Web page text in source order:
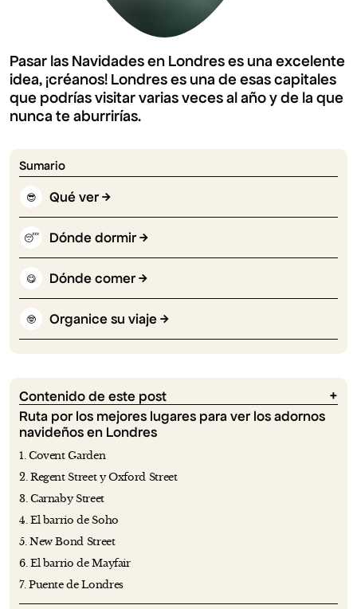
Pasar las Navidades en Londres es una excelente
idea, ¡créanos! Londres es una de esas capitales
que podrías visitar varias veces al año y de la que
nunca te aburrirías.
Sumario
😎 Qué ver
😴 Dónde dormir
😋 Dónde comer
🤓 Organice su viaje
Contenido de este post
Ruta por los mejores lugares para ver los adornos
navideños en Londres
1. Covent Garden
2. Regent Street y Oxford Street
3. Carnaby Street
4. El barrio de Soho
5. New Bond Street
6. El barrio de Mayfair
7. Puente de Londres